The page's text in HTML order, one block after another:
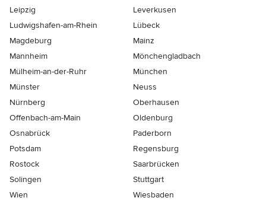
Leipzig
Leverkusen
Ludwigshafen-am-Rhein
Lübeck
Magdeburg
Mainz
Mannheim
Mönchen­gladbach
Mülheim-an-der-Ruhr
München
Münster
Neuss
Nürnberg
Oberhausen
Offenbach-am-Main
Oldenburg
Osnabrück
Paderborn
Potsdam
Regensburg
Rostock
Saarbrücken
Solingen
Stuttgart
Wien
Wiesbaden